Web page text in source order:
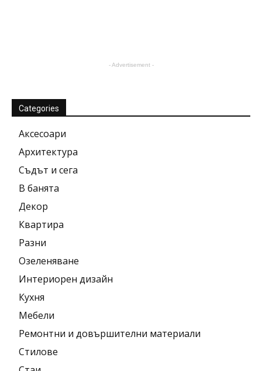
- Advertisement -
Categories
Аксесоари
Архитектура
Съдът и сега
В банята
Декор
Квартира
Разни
Озеленяване
Интериорен дизайн
Кухня
Мебели
Ремонтни и довършителни материали
Стилове